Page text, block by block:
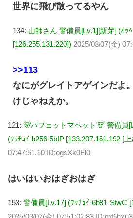
世界に飛び散ってるやん
134: 山師さん 警備員[Lv.1][新芽] (ｵｯ
[126.255.131.220]) 2025/03/07(金)
>>113
なにがグレイトアゲインだよ
けじゃねえか。
121: 🐻バフェットマペット🐮 警備員
(ﾜｯﾁｮｲ b256-5bIP [133.207.161.192 [
07:47:51.10 ID:ogsXk0El0
はいはいおはぎおはぎ
153: 警備員[Lv.17] (ﾜｯﾁｮｲ 6b81-StwC
2025/03/07(金) 07:51:02.83